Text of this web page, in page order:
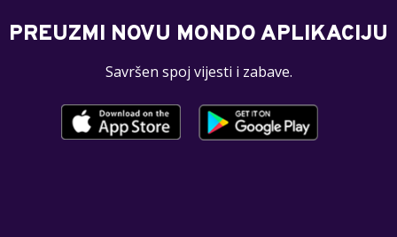
PREUZMI NOVU MONDO APLIKACIJU
Savršen spoj vijesti i zabave.